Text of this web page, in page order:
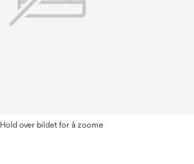
Hold over bildet for å zoome